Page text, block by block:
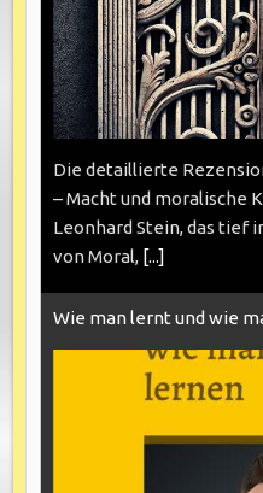
Die detaillierte
– Macht und moralische
Leonhard Stein, das tief
von Moral, [...]
Wie man lernt und wie